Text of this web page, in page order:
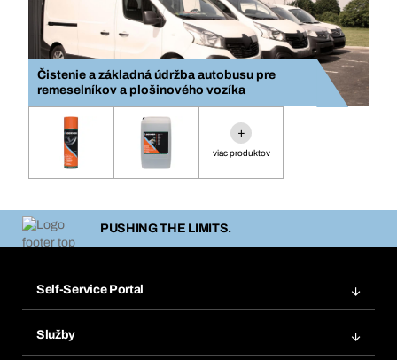
Čistenie a základná údržba autobusu pre
remeselníkov a plošinového vozíka
+
viac produktov
PUSHING THE LIMITS.
Self-Service Portal
Služby